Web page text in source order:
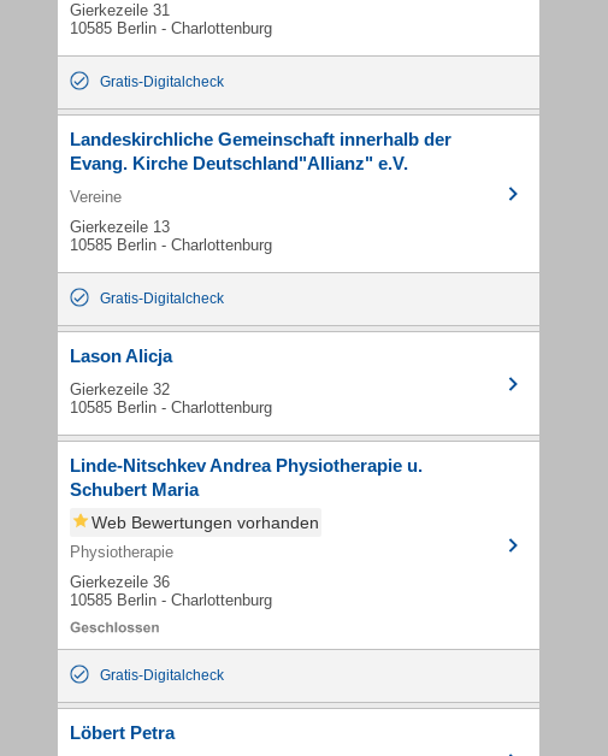
Gierkezeile 31
10585 Berlin - Charlottenburg
Gratis-Digitalcheck
Landeskirchliche Gemeinschaft innerhalb der
Evang. Kirche Deutschland"Allianz" e.V.
Vereine
Gierkezeile 13
10585 Berlin - Charlottenburg
Gratis-Digitalcheck
Lason Alicja
Gierkezeile 32
10585 Berlin - Charlottenburg
Linde-Nitschkev Andrea Physiotherapie u.
Schubert Maria
Web Bewertungen vorhanden
Physiotherapie
Gierkezeile 36
10585 Berlin - Charlottenburg
Gratis-Digitalcheck
Löbert Petra